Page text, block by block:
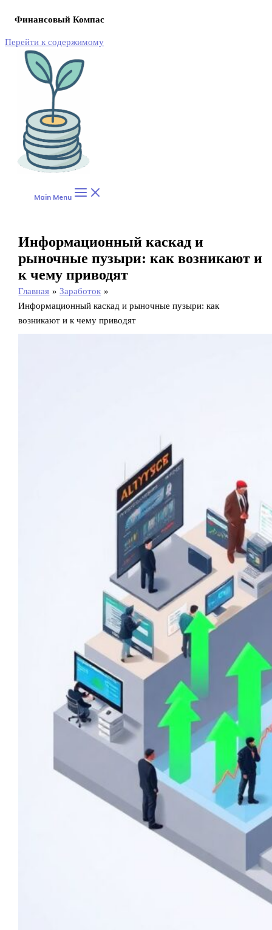
Финансовый Компас
Перейти к содержимому
Main Menu
Информационный каскад и
рыночные пузыри: как возникают и
к чему приводят
Главная
Заработок
Информационный каскад и рыночные пузыри: как
возникают и к чему приводят